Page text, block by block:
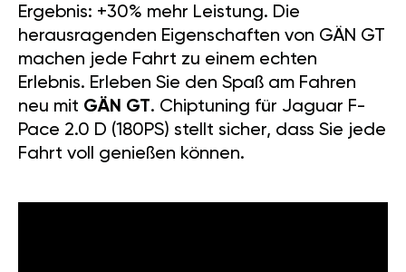
Ergebnis: +30% mehr Leistung. Die
herausragenden Eigenschaften von GÄN GT
machen jede Fahrt zu einem echten
Erlebnis. Erleben Sie den Spaß am Fahren
neu mit GÄN GT. Chiptuning für Jaguar F-
Pace 2.0 D (180PS) stellt sicher, dass Sie jede
Fahrt voll genießen können.